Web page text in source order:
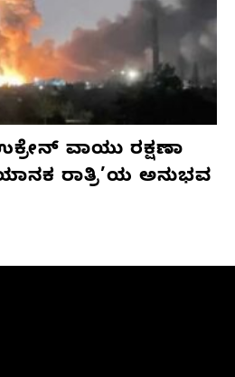
ವಾಯು ರಕ್ಷಣಾ
ರಾತ್ರಿ’ಯ ಅನುಭವ